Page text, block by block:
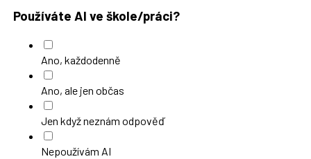
Používáte AI ve škole/práci?
Ano, každodenně
Ano, ale jen občas
Jen když neznám odpověď
Nepoužívám AI